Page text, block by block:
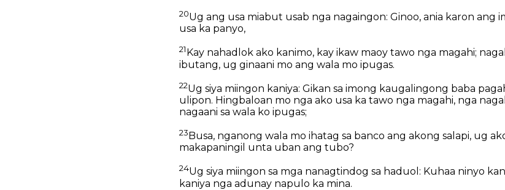
20Ug ang usa miabut usab nga nagaingon: Ginoo, ania karon ang
usa ka panyo,
21 Kay nahadlok ako kanimo, kay ikaw maoy tawo nga magahi;
ibutang, ug ginaani mo ang wala mo ipugas.
22Ug siya miingon kaniya: Gikan sa imong kaugalingong baba
ulipon. Hingbaloan mo nga ako usa ka tawo nga magahi, nga
nagaani sa wala ko ipugas;
23 Busa, nganong wala mo ihatag sa banco ang akong salapi, ug
makapaningil unta uban ang tubo?
24Ug siya miingon sa mga nanagtindog sa haduol: Kuhaa ninyo
kaniya nga adunay napulo ka mina.